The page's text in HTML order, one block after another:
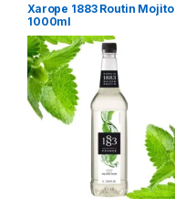
Xarope 1883 Routin Mojito
1000ml